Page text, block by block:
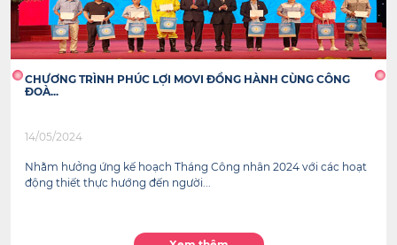
CHƯƠNG TRÌNH PHÚC LỢI MOVI ĐỒNG HÀNH CÙNG CÔNG
ĐOÀ...
14/05/2024
Nhằm hưởng ứng kế hoạch Tháng Công nhân 2024 với các hoạt
động thiết thực hướng đến người...